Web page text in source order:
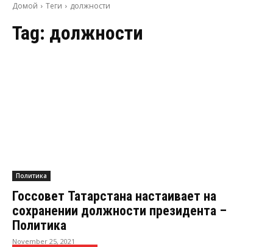
Домой Теги должности
Tag: должности
Политика
Госсовет Татарстана настаивает на
сохранении должности президента –
Политика
November 25, 2021